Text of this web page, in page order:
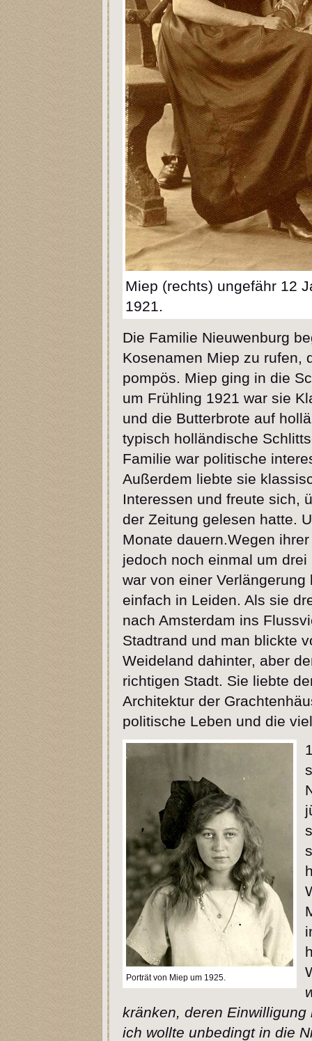
Miep (rechts) ungefähr 12
1921.
Die Familie Nieuwenburg
Kosenamen Miep zu rufen,
pompös. Miep ging in die
um Frühling 1921 war sie
und die Butterbrote auf
typisch holländische
Familie war politische
Außerdem liebte sie
Interessen und freute sich,
der Zeitung gelesen hatte.
Monate dauern.Wegen
jedoch noch einmal um
war von einer
einfach in Leiden. Als sie
nach Amsterdam ins
Stadtrand und man blickte
Weideland dahinter, aber
richtigen Stadt. Sie liebte
Architektur der
politische Leben und die
Porträt von Miep um 1925.
kränken, deren
ich wollte unbedingt in die